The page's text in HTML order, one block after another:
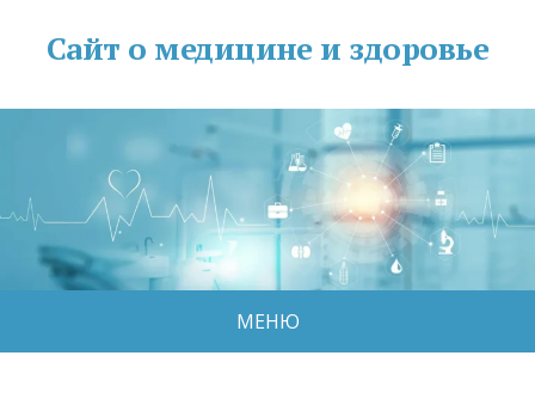
Сайт о медицине и здоровье
МЕНЮ